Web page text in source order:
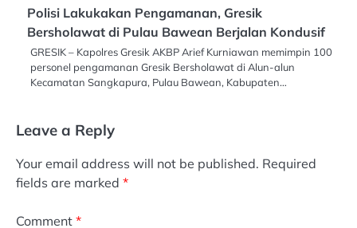
Polisi Lakukakan Pengamanan, Gresik
Bersholawat di Pulau Bawean Berjalan Kondusif
GRESIK – Kapolres Gresik AKBP Arief Kurniawan memimpin 100
personel pengamanan Gresik Bersholawat di Alun-alun
Kecamatan Sangkapura, Pulau Bawean, Kabupaten…
Leave a Reply
Your email address will not be published. Required
fields are marked *
Comment *